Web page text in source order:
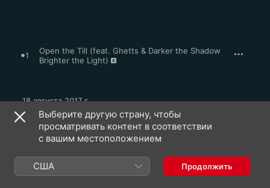
1
Open the Till (feat. Ghetts & Darker the Shadow
Brighter the Light)
18 августа 2017 г.
1 песня, 2 мин.
℗ 2017 Last Gang Records Inc./ Mike Skinner Ltd.
МУЗЫКАЛЬНЫЙ ЛЕЙБЛ
Last Gang Records
Выберите другую страну, чтобы
просматривать контент в соответствии
с вашим местоположением
США Продолжить